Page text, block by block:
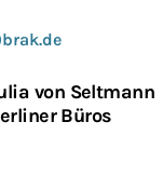
von Seltmann
Büros